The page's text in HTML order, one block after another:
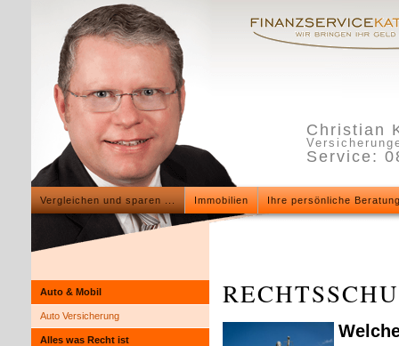
Christian
Service:
Vergleichen und sparen ...
Auto & Mobil
Auto Versicherung
Alles was Recht ist
Immobilien Ihre persönliche